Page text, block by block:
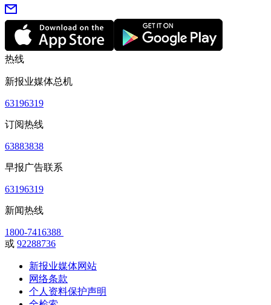
热线
新报业媒体总机
63196319
订阅热线
63883838
早报广告联系
63196319
新闻热线
1800-7416388
或 92288736
新报业媒体网站
网络条款
个人资料保护声明